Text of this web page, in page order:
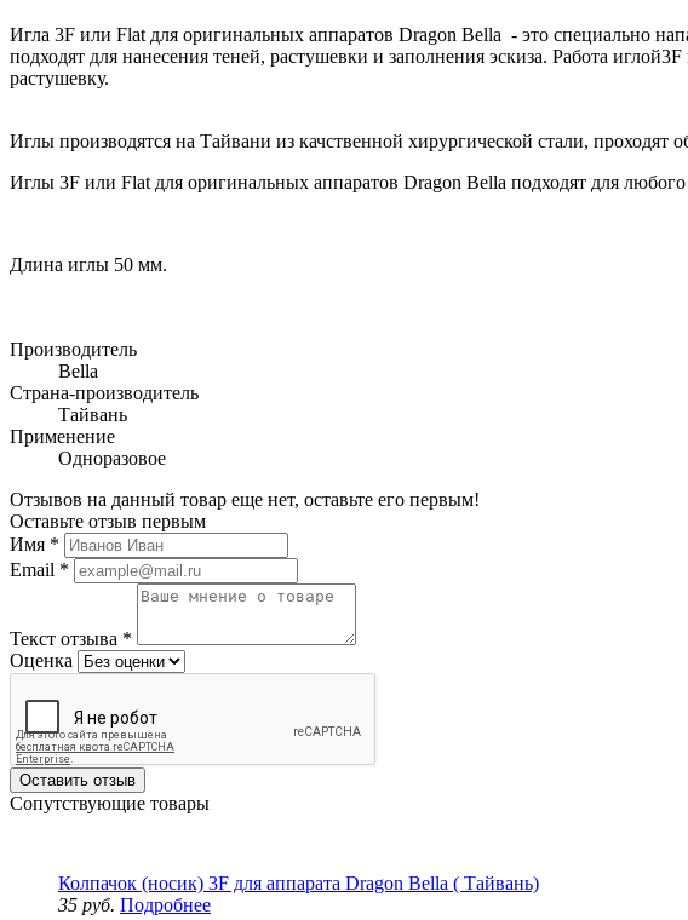
Игла 3F или Flat для оригинальных аппаратов Dragon Bella - это специально
подходят для нанесения теней, растушевки и заполнения эскиза. Работа
растушевку.
Иглы производятся на Тайвани из качственной хирургической стали,
Иглы 3F или Flat для оригинальных аппаратов Dragon Bella подходят для
Длина иглы 50 мм.
Производитель
Bella
Страна-производитель
Тайвань
Применение
Одноразовое
Отзывов на данный товар еще нет, оставьте его первым!
Оставьте отзыв первым
Имя *
Email *
Текст отзыва *
Оценка
Оставить отзыв
Сопутствующие товары
Колпачок (носик) 3F для аппарата Dragon Bella ( Тайвань)
35 руб. Подробнее